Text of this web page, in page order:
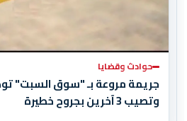
حوادث وقضايا
جريمة مروعة بـ "سوق السبت"
وتصيب 3 آخرين بجروح خطيرة